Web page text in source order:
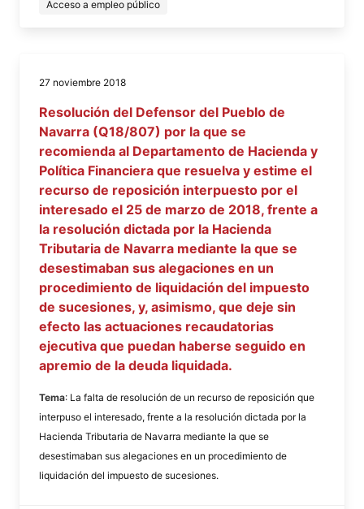
Acceso a empleo público
27 noviembre 2018
Resolución del Defensor del Pueblo de
Navarra (Q18/807) por la que se
recomienda al Departamento de Hacienda y
Política Financiera que resuelva y estime el
recurso de reposición interpuesto por el
interesado el 25 de marzo de 2018, frente a
la resolución dictada por la Hacienda
Tributaria de Navarra mediante la que se
desestimaban sus alegaciones en un
procedimiento de liquidación del impuesto
de sucesiones, y, asimismo, que deje sin
efecto las actuaciones recaudatorias
ejecutiva que puedan haberse seguido en
apremio de la deuda liquidada.
Tema: La falta de resolución de un recurso de reposición que
interpuso el interesado, frente a la resolución dictada por la
Hacienda Tributaria de Navarra mediante la que se
desestimaban sus alegaciones en un procedimiento de
liquidación del impuesto de sucesiones.